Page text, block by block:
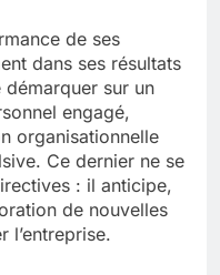
de ses
dans ses résultats
sur un
engagé,
organisationnelle
Ce dernier ne se
: il anticipe,
de nouvelles
l’entreprise.